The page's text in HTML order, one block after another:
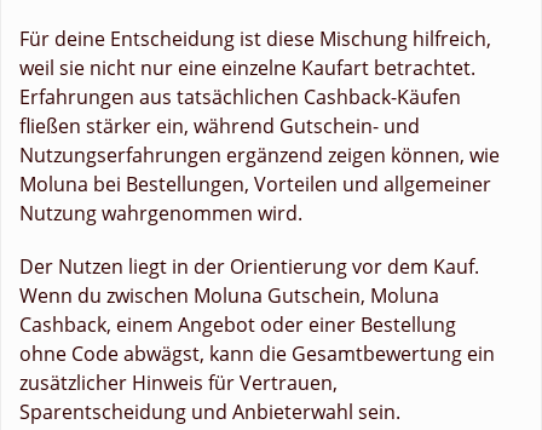
Für deine Entscheidung ist diese Mischung hilfreich,
weil sie nicht nur eine einzelne Kaufart betrachtet.
Erfahrungen aus tatsächlichen Cashback-Käufen
fließen stärker ein, während Gutschein- und
Nutzungserfahrungen ergänzend zeigen können, wie
Moluna bei Bestellungen, Vorteilen und allgemeiner
Nutzung wahrgenommen wird.
Der Nutzen liegt in der Orientierung vor dem Kauf.
Wenn du zwischen Moluna Gutschein, Moluna
Cashback, einem Angebot oder einer Bestellung
ohne Code abwägst, kann die Gesamtbewertung ein
zusätzlicher Hinweis für Vertrauen,
Sparentscheidung und Anbieterwahl sein.